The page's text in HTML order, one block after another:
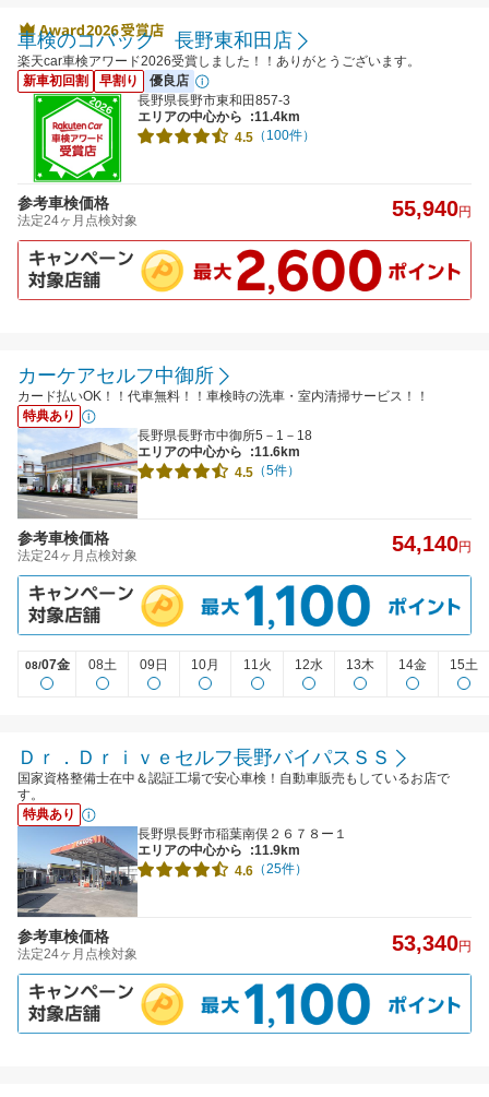
車検のコバック 長野東和田店
楽天car車検アワード2026受賞しました！！ありがとうございます。
新車初回割
早割り
優良店
長野県長野市東和田857-3
エリアの中心から
:11.4km
4.5 （100件）
参考車検価格
法定24ヶ月点検対象 55,940円
カーケアセルフ中御所
カード払いOK！！代車無料！！車検時の洗車・室内清掃サービス！！
特典あり
長野県長野市中御所5－1－18
エリアの中心から
:11.6km
4.5 （5件）
参考車検価格
法定24ヶ月点検対象 54,140円
08/07金 08土 09日 10月 11火 12水 13木 14金 15土
Ｄｒ．Ｄｒｉｖｅセルフ長野バイパスＳＳ
国家資格整備士在中＆認証工場で安心車検！自動車販売もしているお店で
す。
特典あり
長野県長野市稲葉南俣２６７８ー１
エリアの中心から
:11.9km
4.6 （25件）
参考車検価格
法定24ヶ月点検対象 53,340円